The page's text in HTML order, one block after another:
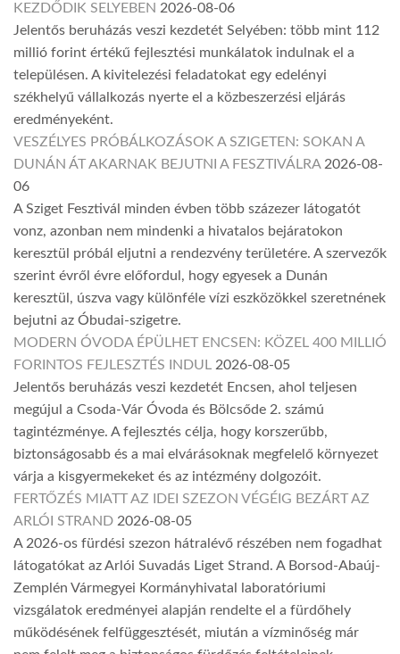
KEZDŐDIK SELYEBEN 2026-08-06
Jelentős beruházás veszi kezdetét Selyében: több mint 112
millió forint értékű fejlesztési munkálatok indulnak el a
településen. A kivitelezési feladatokat egy edelényi
székhelyű vállalkozás nyerte el a közbeszerzési eljárás
eredményeként.
VESZÉLYES PRÓBÁLKOZÁSOK A SZIGETEN: SOKAN A
DUNÁN ÁT AKARNAK BEJUTNI A FESZTIVÁLRA 2026-08-
06
A Sziget Fesztivál minden évben több százezer látogatót
vonz, azonban nem mindenki a hivatalos bejáratokon
keresztül próbál eljutni a rendezvény területére. A szervezők
szerint évről évre előfordul, hogy egyesek a Dunán
keresztül, úszva vagy különféle vízi eszközökkel szeretnének
bejutni az Óbudai-szigetre.
MODERN ÓVODA ÉPÜLHET ENCSEN: KÖZEL 400 MILLIÓ
FORINTOS FEJLESZTÉS INDUL 2026-08-05
Jelentős beruházás veszi kezdetét Encsen, ahol teljesen
megújul a Csoda-Vár Óvoda és Bölcsőde 2. számú
tagintézménye. A fejlesztés célja, hogy korszerűbb,
biztonságosabb és a mai elvárásoknak megfelelő környezet
várja a kisgyermekeket és az intézmény dolgozóit.
FERTŐZÉS MIATT AZ IDEI SZEZON VÉGÉIG BEZÁRT AZ
ARLÓI STRAND 2026-08-05
A 2026-os fürdési szezon hátralévő részében nem fogadhat
látogatókat az Arlói Suvadás Liget Strand. A Borsod-Abaúj-
Zemplén Vármegyei Kormányhivatal laboratóriumi
vizsgálatok eredményei alapján rendelte el a fürdőhely
működésének felfüggesztését, miután a vízminőség már